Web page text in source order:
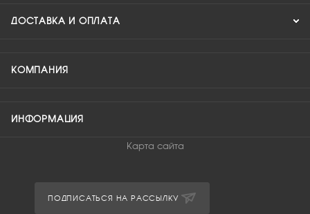
ДОСТАВКА И ОПЛАТА
КОМПАНИЯ
ИНФОРМАЦИЯ
Карта сайта
ПОДПИСАТЬСЯ НА РАССЫЛКУ